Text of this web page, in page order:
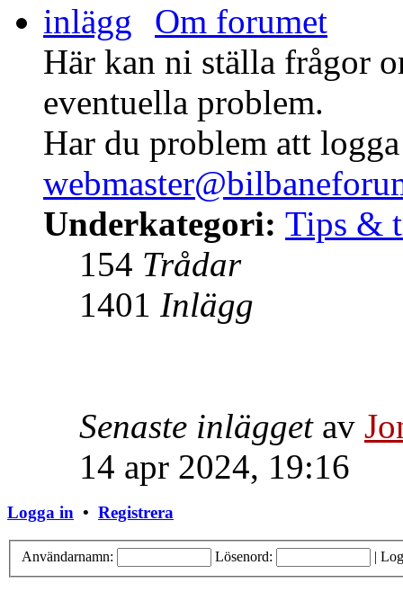
Om forumet
Här kan ni ställa frågor
eventuella problem.
Har du problem att
Underkategori: Tips &
154 Trådar
1401 Inlägg
Senaste inläggetav
14 apr 2024, 19:16
Logga in • Registrera
Användarnamn: Lösenord: |